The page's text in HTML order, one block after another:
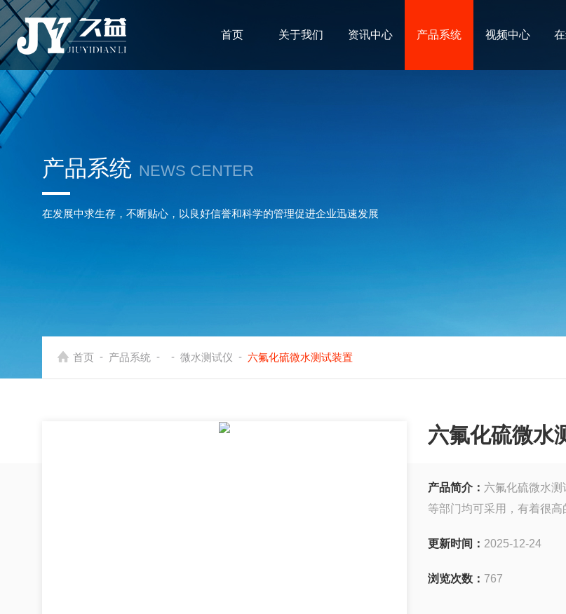
首页 关于我们 资讯中心 产品系统 视频中心
产品系统 NEWS CENTER
在发展中求生存，不断贴心，以良好信誉和科学的管理促进企业迅速发展
首页 - 产品系统 - - 微水测试仪 - 六氟化硫微水测试装置
六氟化硫微水
产品简介： 六氟化硫微水
等部门均可采用，有着很高
更新时间： 2025-12-24
浏览次数： 767